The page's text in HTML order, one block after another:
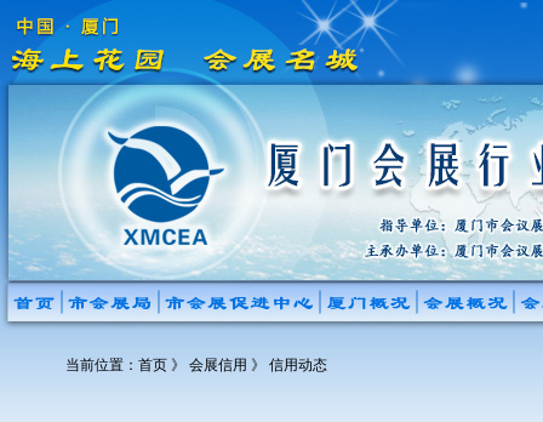
当前位置： 首页 》 会展信用 》 信用动态